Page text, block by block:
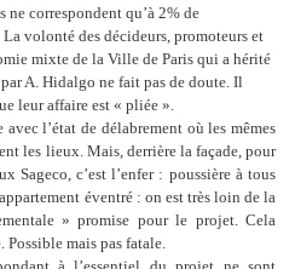
correspondent qu’à 2% de
La volonté des décideurs, promoteurs et
mixte de la Ville de Paris qui a hérité
A. Hidalgo ne fait pas de doute. Il
leur affaire est « pliée ».
l’état de délabrement où les mêmes
les lieux. Mais, derrière la façade, pour
Sageco, c’est l’enfer : poussière à tous
éventré : on est très loin de la
» promise pour le projet. Cela
Possible mais pas fatale.